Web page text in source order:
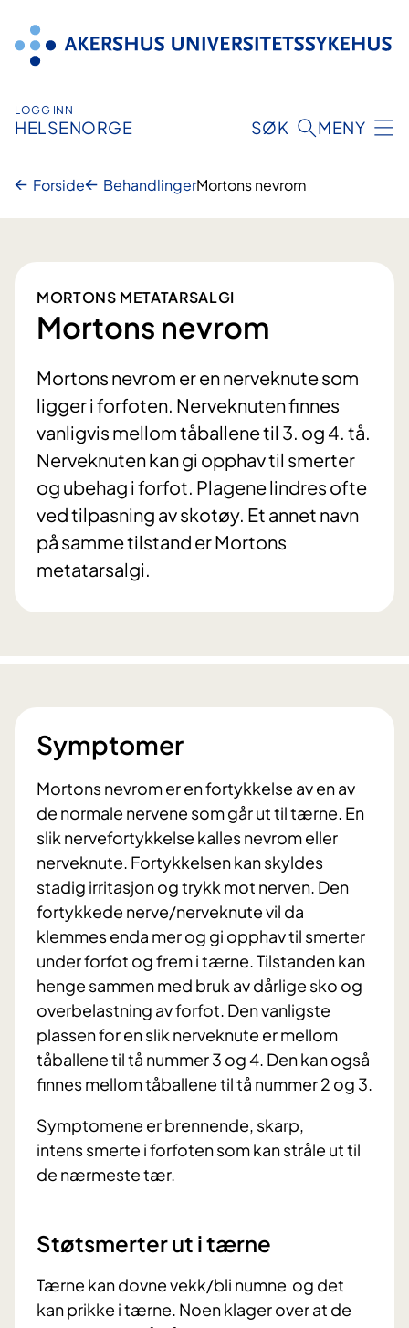
innhold
LOGG INN
HELSENORGE SØK MENY
Forside BehandlingerMortons nevrom
MORTONS METATARSALGI
Mortons nevrom
Mortons nevrom er en nerveknute som
ligger i forfoten. Nerveknuten finnes
vanligvis mellom tåballene til 3. og 4. tå.
Nerveknuten kan gi opphav til smerter
og ubehag i forfot. Plagene lindres ofte
ved tilpasning av skotøy. Et annet navn
på samme tilstand er Mortons
metatarsalgi.
Symptomer
Mortons nevrom er en fortykkelse av en av
de normale nervene som går ut til tærne. En
slik nervefortykkelse kalles nevrom eller
nerveknute. Fortykkelsen kan skyldes
stadig irritasjon og trykk mot nerven. Den
fortykkede nerve/nerveknute vil da
klemmes enda mer og gi opphav til smerter
under forfot og frem i tærne. Tilstanden kan
henge sammen med bruk av dårlige sko og
overbelastning av forfot. Den vanligste
plassen for en slik nerveknute er mellom
tåballene til tå nummer 3 og 4. Den kan også
finnes mellom tåballene til tå nummer 2 og 3.
Symptomene er brennende, skarp,
intens smerte i forfoten som kan stråle ut til
de nærmeste tær.
Støtsmerter ut i tærne
Tærne kan dovne vekk/bli numne og det
kan prikke i tærne. Noen klager over at de